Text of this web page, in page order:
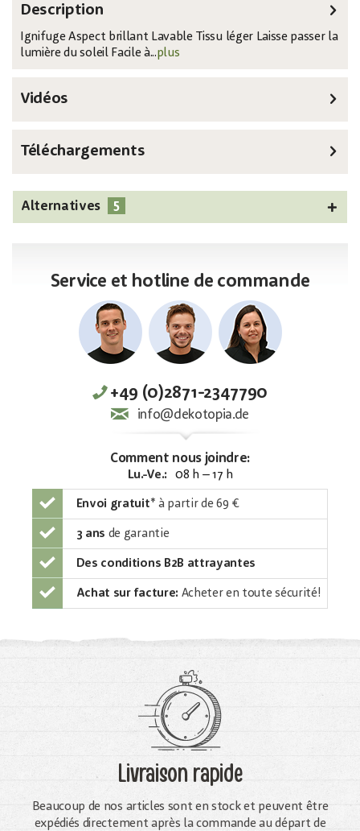
Description
Ignifuge Aspect brillant Lavable Tissu léger Laisse passer la
lumière du soleil Facile à...plus
Vidéos
Téléchargements
Alternatives 5
Service et hotline de commande
+49 (0)2871-2347790
info@dekotopia.de
Comment nous joindre:
Lu.-Ve.: 08 h – 17 h
Envoi gratuit* à partir de 69 €
3 ans de garantie
Des conditions B2B attrayantes
Achat sur facture: Acheter en toute sécurité!
Livraison rapide
Beaucoup de nos articles sont en stock et peuvent être
expédiés directement après la commande au départ de